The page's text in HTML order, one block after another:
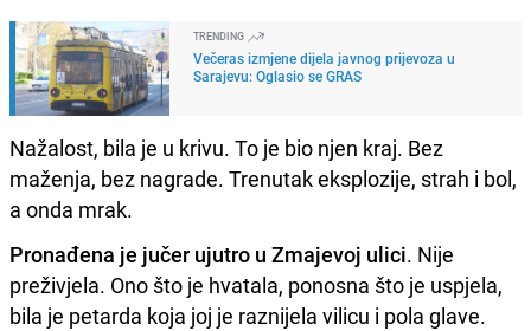
TRENDING
Večeras izmjene dijela javnog prijevoza u
Sarajevu: Oglasio se GRAS
Nažalost, bila je u krivu. To je bio njen kraj. Bez
maženja, bez nagrade. Trenutak eksplozije, strah i bol,
a onda mrak.
Pronađena je jučer ujutro u Zmajevoj ulici. Nije
preživjela. Ono što je hvatala, ponosna što je uspjela,
bila je petarda koja joj je raznijela vilicu i pola glave.